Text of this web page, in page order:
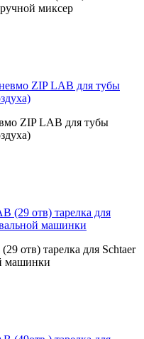
миксер
ZIP LAB для тубы
отв) тарелка для Schtaer
машинки